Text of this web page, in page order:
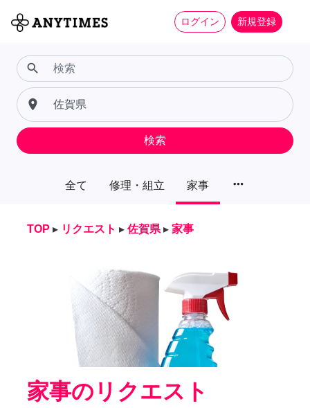
ログイン 新規登録
全て 修理・組立 家事 more_horiz
search
place
検索
TOP ▸ リクエスト ▸ 佐賀県 ▸ 家事
家事のリクエスト